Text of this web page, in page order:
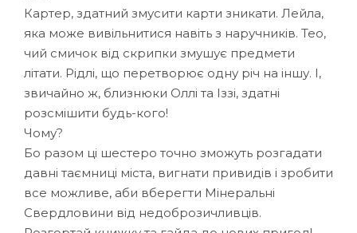
Картер, здатний змусити карти зникати. Лейла,
яка може вивільнитися навіть з наручників. Тео,
чий смичок від скрипки змушує предмети
літати. Рідлі, що перетворює одну річ на іншу. І,
звичайно ж, близнюки Оллі та Іззі, здатні
розсмішити будь-кого!
Чому?
Бо разом ці шестеро точно зможуть розгадати
давні таємниці міста, вигнати привидів і зробити
все можливе, аби вберегти Мінеральні
Свердловини від недоброзичливців.